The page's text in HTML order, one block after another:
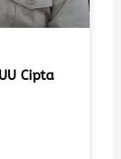
Cipta